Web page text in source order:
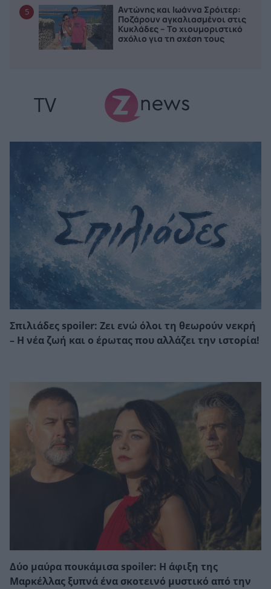
5
Αντώνης και Ιωάννα Σρόιτερ:
Ποζάρουν αγκαλιασμένοι στις
Κυκλάδες – Το χιουμοριστικό
σχόλιο για τη σχέση τους
TV
Σπιλιάδες spoiler: Ζει ενώ όλοι τη θεωρούν νεκρή
– Η νέα ζωή και ο έρωτας που αλλάζει την ιστορία!
Δύο μαύρα πουκάμισα spoiler: Η άφιξη της
Μαρκέλλας ξυπνά ένα σκοτεινό μυστικό από την